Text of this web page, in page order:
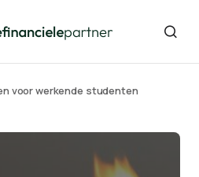
voor werkende studenten